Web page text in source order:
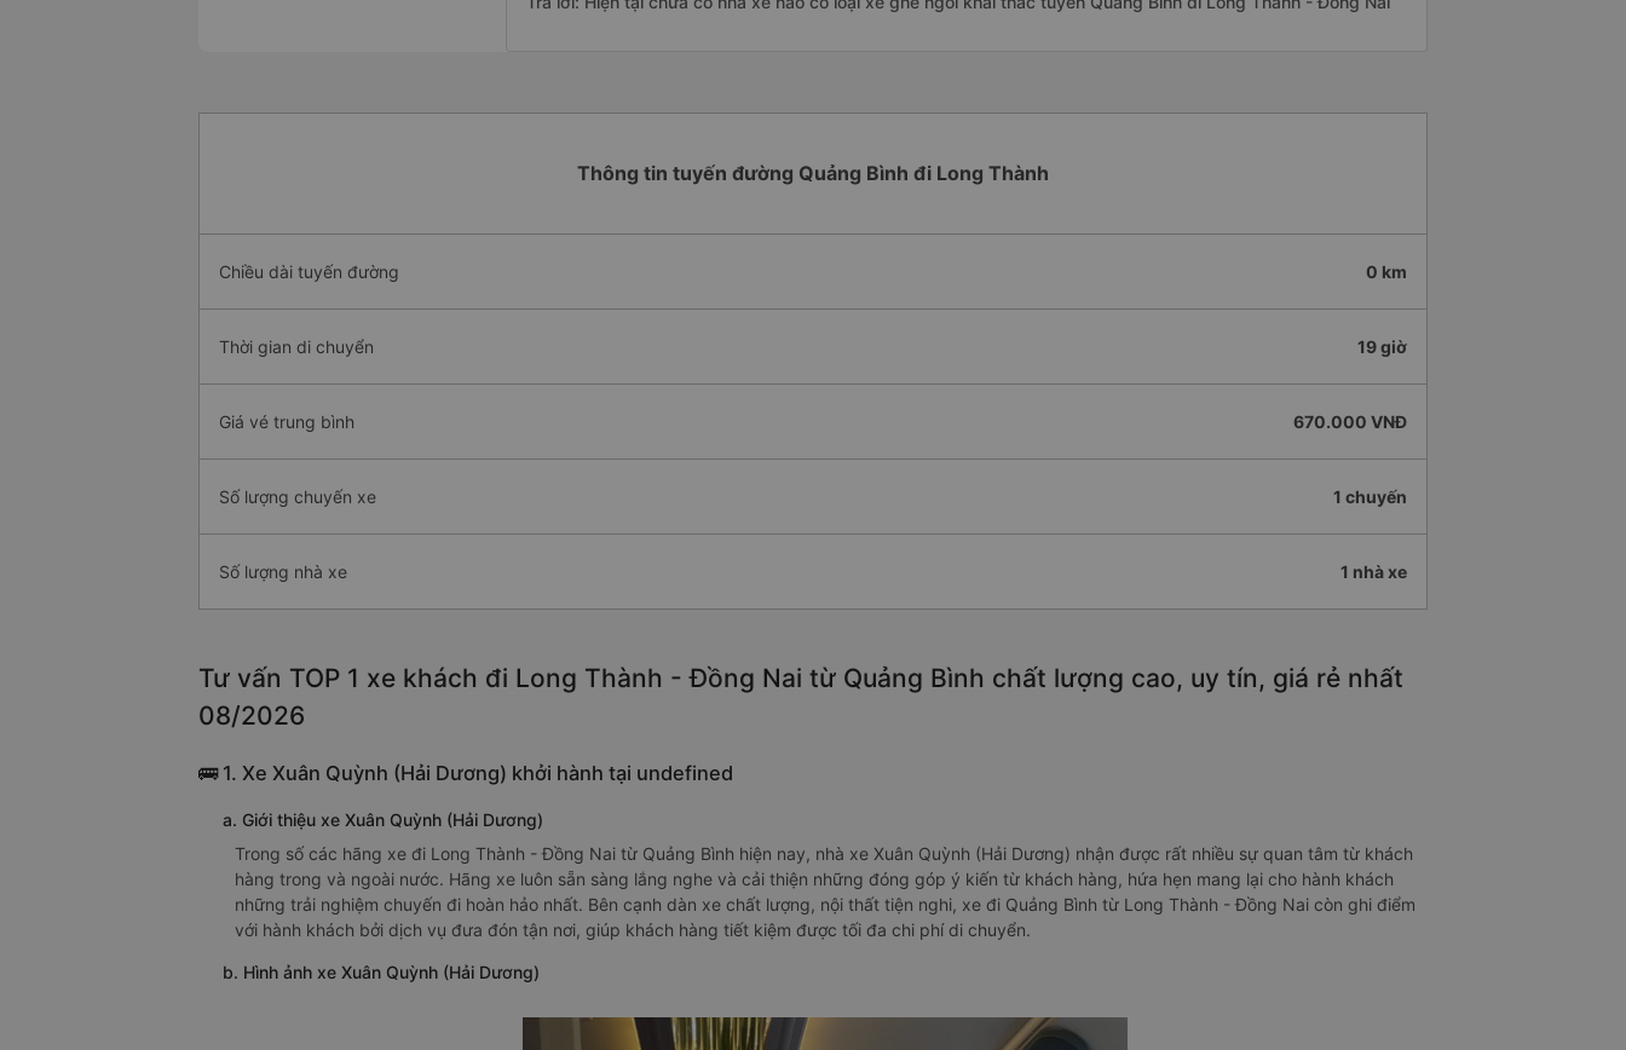
Thông tin tuyến đường Quảng Bình đi Long Thành
Chiều dài tuyến đường 0 km
Thời gian di chuyển 19 giờ
Giá vé trung bình 670.000 VNĐ
Số lượng chuyến xe 1 chuyến
Số lượng nhà xe 1 nhà xe
Tư vấn TOP 1 xe khách đi Long Thành - Đồng Nai từ Quảng Bình chất lượng cao, uy tín, giá rẻ nhất
08/2026
🚌 1. Xe Xuân Quỳnh (Hải Dương) khởi hành tại undefined
a. Giới thiệu xe Xuân Quỳnh (Hải Dương)
Trong số các hãng xe đi Long Thành - Đồng Nai từ Quảng Bình hiện nay, nhà xe Xuân Quỳnh (Hải Dương) nhận được rất nhiều sự quan tâm từ khách
hàng trong và ngoài nước. Hãng xe luôn sẵn sàng lắng nghe và cải thiện những đóng góp ý kiến từ khách hàng, hứa hẹn mang lại cho hành khách
những trải nghiệm chuyến đi hoàn hảo nhất. Bên cạnh dàn xe chất lượng, nội thất tiện nghi, xe đi Quảng Bình từ Long Thành - Đồng Nai còn ghi điểm
với hành khách bởi dịch vụ đưa đón tận nơi, giúp khách hàng tiết kiệm được tối đa chi phí di chuyển.
b. Hình ảnh xe Xuân Quỳnh (Hải Dương)